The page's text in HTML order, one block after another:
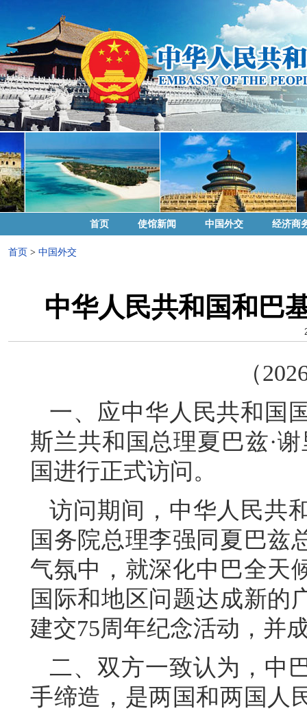
首页 使馆新闻 中国外交 经济商
首页 > 中国外交
中华人民共和国和巴
（
一、应中华人民共和国
斯兰共和国总理夏巴兹·
国进行正式访问。
访问期间，中华人民共
国务院总理李强同夏巴兹
气氛中，就深化中巴全天
国际和地区问题达成新的
建交75周年纪念活动，并
二、双方一致认为，中
手缔造，是两国和两国人